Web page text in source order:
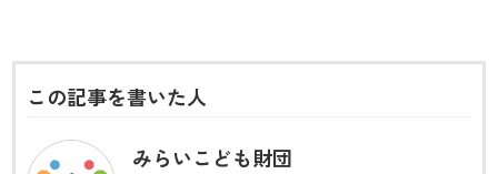
この記事を書いた人
みらいこども財団